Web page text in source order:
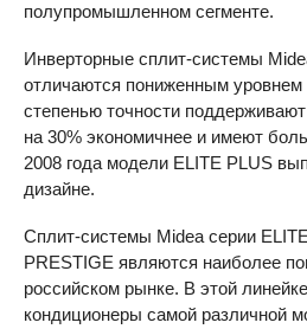
полупромышленном сегменте.
Инверторные сплит-системы
отличаются пониженным
степенью точности
на 30% экономичнее и имеют
2008 года модели ELITE PLUS
дизайне.
Сплит-системы Midea серии ELITE
PRESTIGE являются наиболее
российском рынке. В этой
кондиционеры самой различной